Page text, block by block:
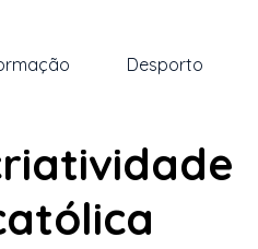
Desporto